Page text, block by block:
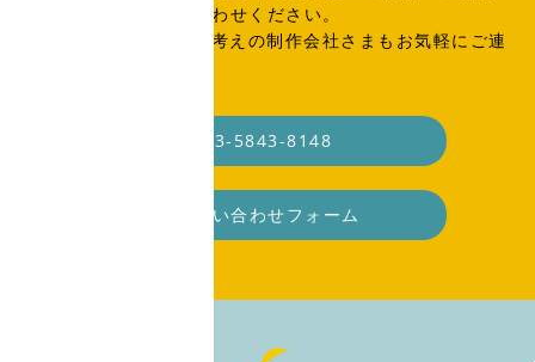
はこちらからお問い合わせください。
SOHO・業務委託をお考えの制作会社さまもお気軽にご連
03-5843-8148
お問い合わせフォーム